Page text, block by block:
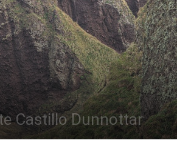
Castillo Dunnottar